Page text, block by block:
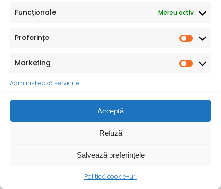
Funcționale Mereu activ
Preferințe
Marketing
Administrează serviciile
Acceptă
Refuză
Salvează preferințele
Politică cookie-uri
Sănătatea mamei și copilului – o prioritate pentru un